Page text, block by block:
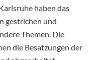
haben das
gestrichen und
Themen. Die
die Besatzungen der